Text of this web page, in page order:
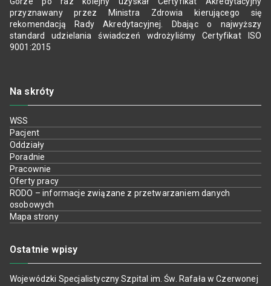
przyznawany przez Ministra Zdrowia kierującego się
rekomendacją Rady Akredytacyjnej. Dbając o najwyższy
standard udzielania świadczeń wdrożyliśmy Certyfikat ISO
9001:2015
Na skróty
WSS
Pacjent
Oddziały
Poradnie
Pracownie
Oferty pracy
RODO – informacje związane z przetwarzaniem danych
osobowych
Mapa strony
Ostatnie wpisy
Wojewódzki Specjalistyczny Szpital im. Św. Rafała w Czerwonej